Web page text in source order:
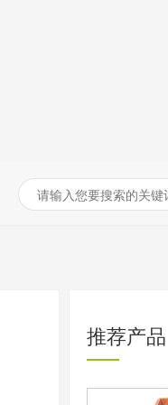
推荐产品